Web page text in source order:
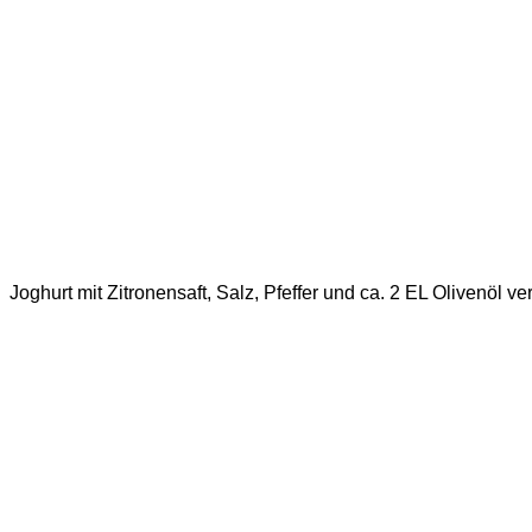
Joghurt mit Zitronensaft, Salz, Pfeffer und ca. 2 EL Olivenöl